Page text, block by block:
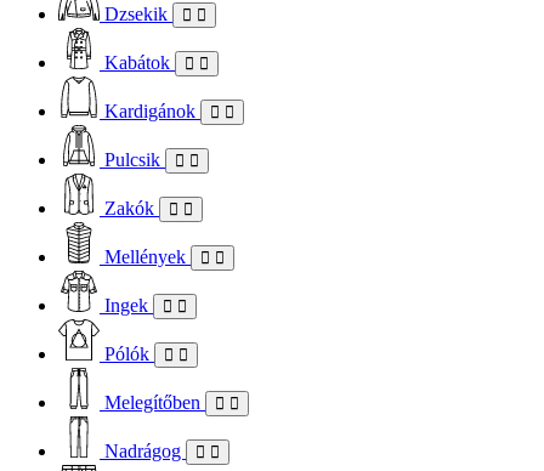
Dzsekik
Kabátok
Kardigánok
Pulcsik
Zakók
Mellények
Ingek
Pólók
Melegítőben
Nadrágog